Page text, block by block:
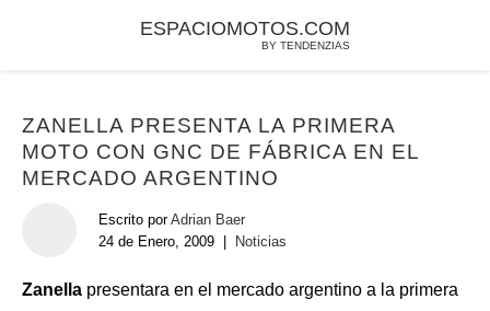
ESPACIOMOTOS.COM
BY TENDENZIAS
ZANELLA PRESENTA LA PRIMERA
MOTO CON GNC DE FÁBRICA EN EL
MERCADO ARGENTINO
Escrito porAdrian Baer
24 de Enero, 2009 | Noticias
Zanella presentara en el mercado argentino a la primera